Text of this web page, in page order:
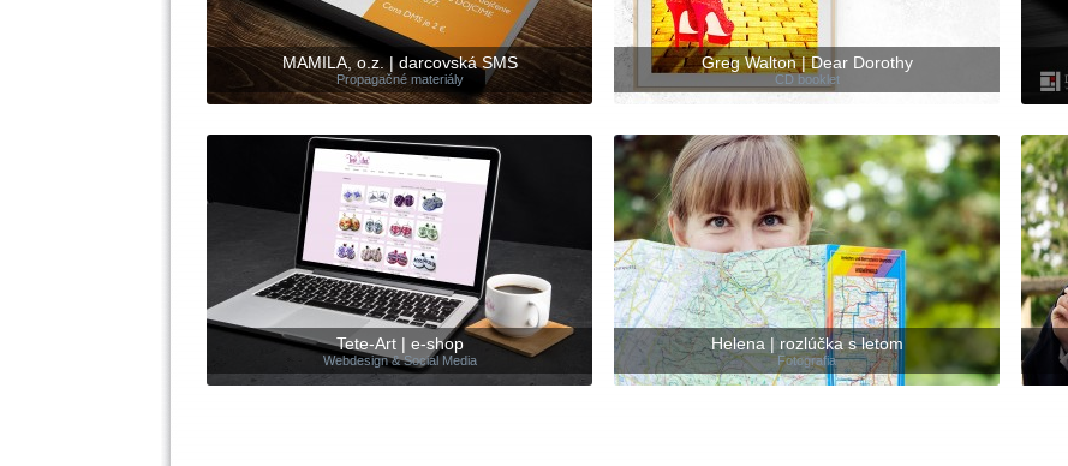
MAMILA, o.z. | darcovská SMS
Propagačné materiály
Greg Walton | Dear Dorothy
CD booklet
Tete-Art | e-shop
Webdesign & Social Media
Helena | rozlúčka s letom
Fotografia